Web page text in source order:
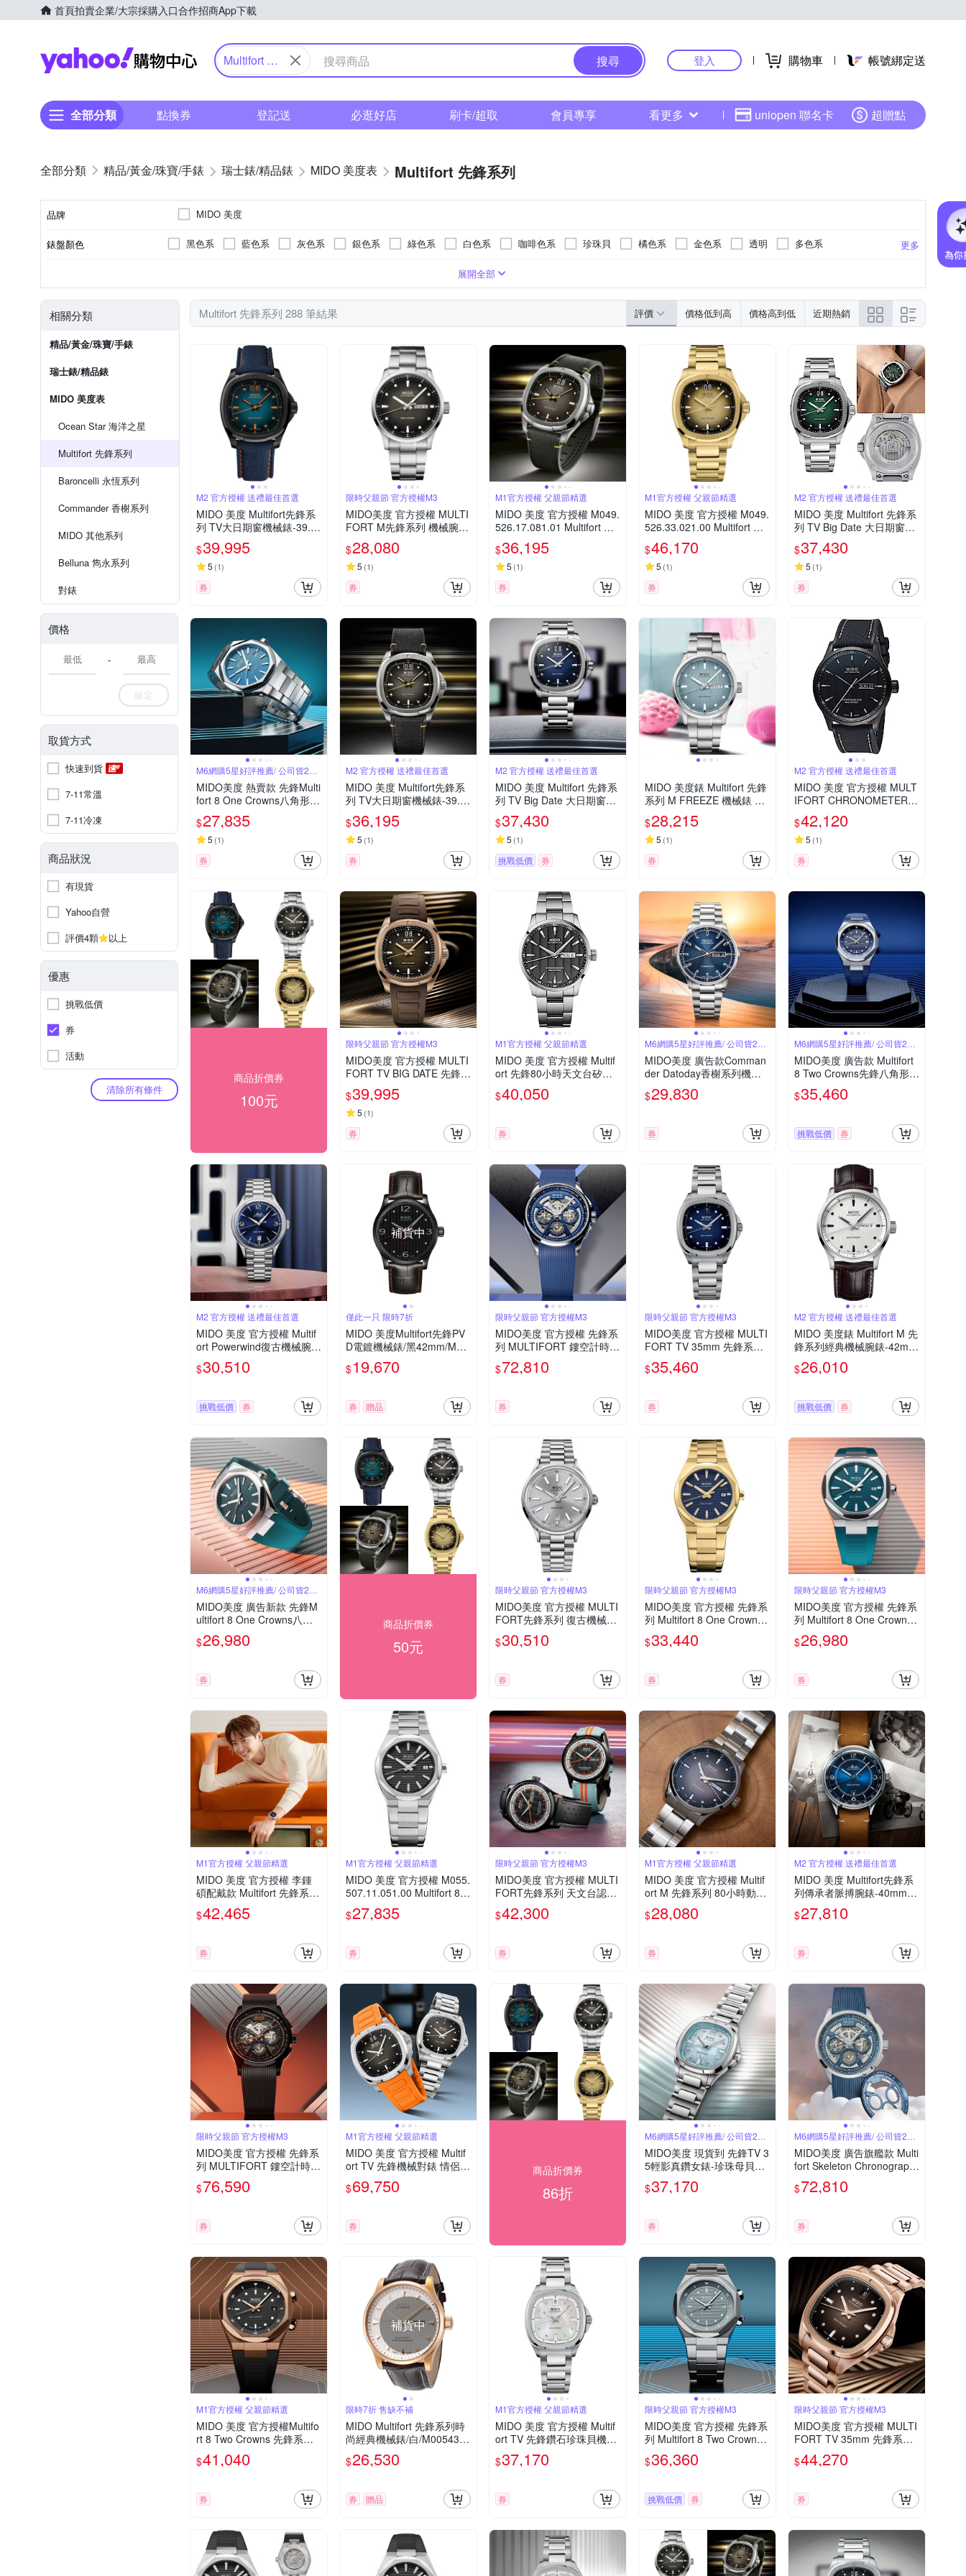
首頁拍賣企業/大宗採購入口合作招商App下載
Yahoo購物中心
Multifort 先
搜尋 登入 購物車 帳號綁定送
全部分類 點換券 登記送 必逛好店 刷卡/超取 會員專享 看更多 uniopen 聯名卡 超贈點
精品/黃金/珠寶/手錶 瑞士錶/精品錶 MIDO 美度表 Multifort 先鋒系列
品牌 MIDO 美度
錶盤顏色 更多
黑色系 藍色系 灰色系 銀色系 綠色系 白色系 咖啡色系 珍珠貝 橘色系 金色系 透明
多色系
玫瑰金色系 橘色系
一般摺疊錶扣
帆布錶帶
展開全部
相關分類
精品/黃金/珠寶/手錶
瑞士錶/精品錶
MIDO 美度表
Ocean Star 海洋之星
Multifort 先鋒系列
Baroncelli 永恆系列
Commander 香榭系列
MIDO 其他系列
Belluna 雋永系列
對錶
價格
-
確定
取貨方式
快速到貨
7-11常溫
7-11冷凍
商品狀況
有現貨
Yahoo自營
評價4顆
以上
優惠
挑戰低價
券
活動
清除所有條件
Multifort 先鋒系列 288 筆結果 評價 價格低到高 價格高到低 近期熱銷
M2 官方授權 送禮最佳首選
MIDO 美度 Multifort先鋒系
列 TV大日期窗機械錶-39.2x
40mm藍 M0495263704100
$39,995
5 (1)
券
限時父親節 官方授權M3
MIDO美度 官方授權 MULTI
FORT M先鋒系列 機械腕錶
父親節 禮物 推薦 42mm/M0
384301105100
$28,080
5 (1)
券
M1官方授權 父親節精選
MIDO 美度 官方授權 M049.
526.17.081.01 Multifort 先
鋒系列 TV 大日期窗機械錶
寵爸時刻 送禮推薦-漸層灰x
黑 M0495261708101
$36,195
5 (1)
券
M1官方授權 父親節精選
MIDO 美度 官方授權 M049.
526.33.021.00 Multifort 先
鋒系列 TV 大日期窗機械錶
套錶 寵爸時刻 送禮推薦-香
檳金 M0495263302100
$46,170
5 (1)
券
M2 官方授權 送禮最佳首選
MIDO 美度 Multifort 先鋒系
列 TV Big Date 大日期窗機
械錶-M0495261109100/40
mm
$37,430
5 (1)
券
M6網購5星好評推薦/ 公司貨2年
保固
MIDO美度 熱賣款 先鋒Multi
fort 8 One Crowns八角形藍
面40㎜ M6(M05550711041
00)
$27,835
5 (1)
券
M2 官方授權 送禮最佳首選
MIDO 美度 Multifort先鋒系
列 TV大日期窗機械錶-39.2x
40mm M0495261708101
$36,195
5 (1)
券
M2 官方授權 送禮最佳首選
MIDO 美度 Multifort 先鋒系
列 TV Big Date 大日期窗機
械錶-M0495261104100/40
mm
$37,430
5 (1)
挑戰低價 券
MIDO 美度錶 Multifort 先鋒
系列 M FREEZE 機械錶 冰
藍色 女錶 手錶 男錶-M0384
301104100
$28,215
5 (1)
券
M2 官方授權 送禮最佳首選
MIDO 美度 官方授權 MULT
IFORT CHRONOMETER天
文台機械錶M03843137051
00
$42,120
5 (1)
券
商品折價券
100元
限時父親節 官方授權M3
MIDO美度 官方授權 MULTI
FORT TV BIG DATE 先鋒系
列 TV大日期窗 機械腕錶 父
親節 禮物 推薦 40mm/M04
95263729100
$39,995
5 (1)
券
M1官方授權 父親節精選
MIDO 美度 官方授權 Multif
ort 先鋒80小時天文台矽游
絲機械錶 寵爸時刻 送禮推
薦-42mm M038431110610
$40,050
券
M6網購5星好評推薦/ 公司貨2年
保固
MIDO美度 廣告款Comman
der Datoday香榭系列機械
錶 夜空藍40㎜ M6(M02143
01104100)
$29,830
券
M6網購5星好評推薦/ 公司貨2年
保固
MIDO美度 廣告款 Multifort
8 Two Crowns先鋒八角形內
錶圈雙錶冠藍面40㎜ M6(M
0475071704100)
$35,460
挑戰低價 券
M2 官方授權 送禮最佳首選
MIDO 美度 官方授權 Multif
ort Powerwind復古機械腕
錶-M0404071104700/藍40
mm
$30,510
挑戰低價 券
補貨中
僅此一只 限時7折
MIDO 美度Multifort先鋒PV
D電鍍機械錶/黑42mm/M00
54303705080
$19,670
券 贈品
限時父親節 官方授權M3
MIDO美度 官方授權 先鋒系
列 MULTIFORT 鏤空計時機
械腕錶 父親節 禮物 推薦 43
mm/M0386621704000
$72,810
券
限時父親節 官方授權M3
MIDO美度 官方授權 MULTI
FORT TV 35mm 先鋒系列
小TV 日期窗 機械腕錶 父親
節 禮物 推薦 M0493071104
$35,460
券
M2 官方授權 送禮最佳首選
MIDO 美度錶 Multifort M 先
鋒系列經典機械腕錶-42mm
M0384301603100
$26,010
挑戰低價 券
M6網購5星好評推薦/ 公司貨2年
保固
MIDO美度 廣告新款 先鋒M
ultifort 8 One Crowns八角
形 午夜綠膠錶帶40㎜ M6(M
0555071709100)
$26,980
券
商品折價券
50元
限時父親節 官方授權M3
MIDO美度 官方授權 MULTI
FORT先鋒系列 復古機械腕
錶 父親節 禮物 推薦 40mm/
M0404071103100
$30,510
券
限時父親節 官方授權M3
MIDO美度 官方授權 先鋒系
列 Multifort 8 One Crowns
八角錶圈 機械腕錶 父親節
禮物 推薦 40mm/M055507
$33,440
券
限時父親節 官方授權M3
MIDO美度 官方授權 先鋒系
列 Multifort 8 One Crowns
八角錶圈 機械腕錶 父親節
禮物 推薦 40mm/M055507
$26,980
券
M1官方授權 父親節精選
MIDO 美度 官方授權 李鍾
碩配戴款 Multifort 先鋒系列
TV 大日期窗機械錶 寵爸時
刻 送禮推薦-玫瑰金x藍 M04
$42,465
券
M1官方授權 父親節精選
MIDO 美度 官方授權 M055.
507.11.051.00 Multifort 8 O
ne Crown 先鋒系列 幾何八
角機械錶 寵爸時刻 送禮推
$27,835
券
限時父親節 官方授權M3
MIDO美度 官方授權 MULTI
FORT先鋒系列 天文台認證
機械腕錶 父親節 禮物 推薦
42mm/M0384313605100
$42,300
券
M1官方授權 父親節精選
MIDO 美度 官方授權 Multif
ort M 先鋒系列 80小時動力
儲存機械錶 寵爸時刻 送禮
推薦-42mm M0384301105
$28,080
券
M2 官方授權 送禮最佳首選
MIDO 美度 Multifort先鋒系
列傳承者脈搏腕錶-40mm藍
M0404071604000
$27,810
券
限時父親節 官方授權M3
MIDO美度 官方授權 先鋒系
列 MULTIFORT 鏤空計時機
械腕錶 父親節 禮物 推薦 43
mm/M0386623705000
$76,590
券
M1官方授權 父親節精選
MIDO 美度 官方授權 Multif
ort TV 先鋒機械對錶 情侶手
錶 寵爸時刻 送禮推薦 M049
5261708100+M049307110
$69,750
券
商品折價券
86折
M6網購5星好評推薦/ 公司貨2年
保固
MIDO美度 現貨到 先鋒TV 3
5輕影真鑽女錶-珍珠母貝天
藍面 M6(M049307111360
0)
$37,170
券
M6網購5星好評推薦/ 公司貨2年
保固
MIDO美度 廣告旗艦款 Multi
fort Skeleton Chronograph
先鋒鏤空計時 藍膠帶 M6(M
0386621704000)
$72,810
券
M1官方授權 父親節精選
MIDO 美度 官方授權Multifo
rt 8 Two Crowns 先鋒系列
幾何八角機械錶 寵爸時刻
送禮推薦-黑x玫瑰金 M0475
$41,040
券
補貨中
限時7折 售缺不補
MIDO Multifort 先鋒系列時
尚經典機械錶/白/M0054313
603100
$26,530
券 贈品
M1官方授權 父親節精選
MIDO 美度 官方授權 Multif
ort TV 先鋒鑽石珍珠貝機械
女錶 寵爸時刻 送禮推薦-35
mm M0493071110600
$37,170
券
限時父親節 官方授權M3
MIDO美度 官方授權 先鋒系
列 Multifort 8 Two Crowns
八角錶圈 幾何機械腕錶 父
親節 禮物 推薦 40mm/M04
$36,360
挑戰低價 券
限時父親節 官方授權M3
MIDO美度 官方授權 MULTI
FORT TV 35mm 先鋒系列
小TV 日期窗 玫瑰金 機械腕
錶 父親節 禮物 推薦 M0493
$44,270
券